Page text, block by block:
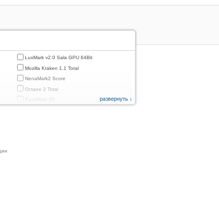
LuxMark v2.0 Sala GPU 64Bit
Mozilla Kraken 1.1 Total
NenaMark2 Score
Octane 2 Total
PassMark 2D
развернуть ↓